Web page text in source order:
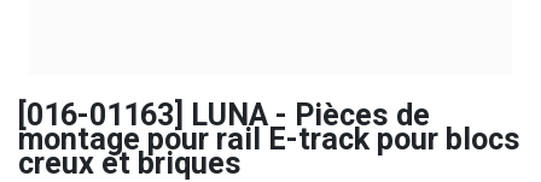
[016-01163] LUNA - Pièces de
montage pour rail E-track pour blocs
creux et briques